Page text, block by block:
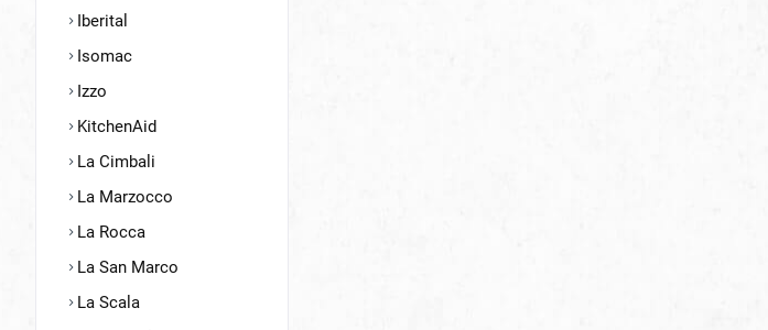
Iberital
Isomac
Izzo
KitchenAid
La Cimbali
La Marzocco
La Rocca
La San Marco
La Scala